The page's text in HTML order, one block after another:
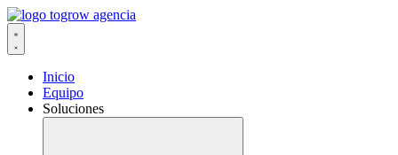
Ir
al
contenido
Inicio
Equipo
Soluciones